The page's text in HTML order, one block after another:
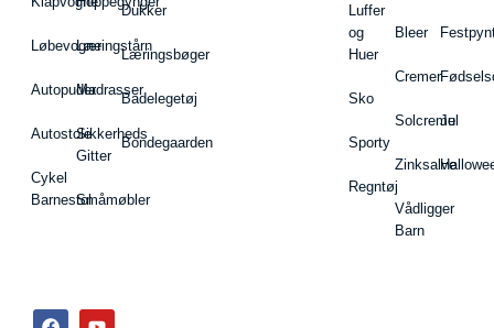
Løbevogne
Autopuder
Autostole
Cykel
Barnestol
Læringstårn
Madrasser
Sikkerheds
Gitter
Småmøbler
Dukker
Læringsbøger
Badelegetøj
Bondegaarden
Luffer
og
Huer
Sko
Sporty
Regntøj
Bleer
Cremer
Solcreme
Zinksalve
Vådligger
Barn
Jul